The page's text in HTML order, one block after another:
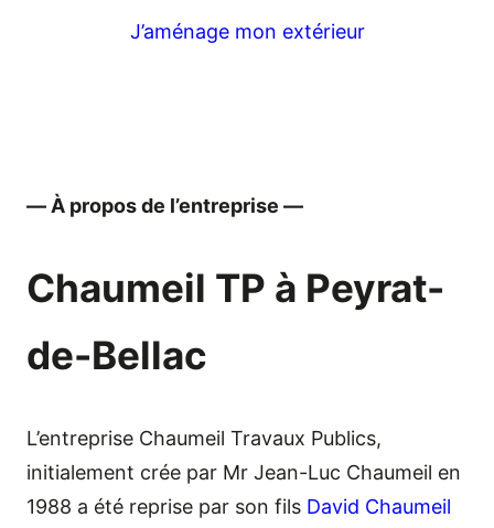
J’aménage mon extérieur
― À propos de l’entreprise ―
Chaumeil TP à Peyrat-
de-Bellac
L’entreprise Chaumeil Travaux Publics,
initialement crée par Mr Jean-Luc Chaumeil en
1988 a été reprise par son fils David Chaumeil